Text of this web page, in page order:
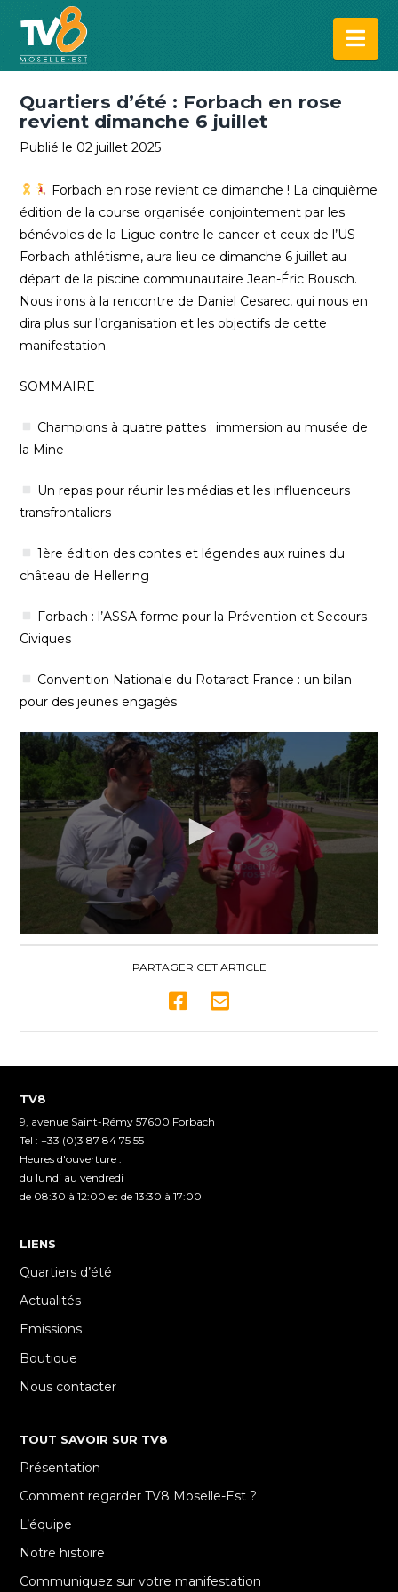
Quartiers d’été : Forbach en rose
revient dimanche 6 juillet
Publié le 02 juillet 2025
Forbach en rose revient ce dimanche ! La cinquième
édition de la course organisée conjointement par les
bénévoles de la Ligue contre le cancer et ceux de l’US
Forbach athlétisme, aura lieu ce dimanche 6 juillet au
départ de la piscine communautaire Jean-Éric Bousch.
Nous irons à la rencontre de Daniel Cesarec, qui nous en
dira plus sur l’organisation et les objectifs de cette
manifestation.
SOMMAIRE
Champions à quatre pattes : immersion au musée de
la Mine
Un repas pour réunir les médias et les influenceurs
transfrontaliers
1ère édition des contes et légendes aux ruines du
château de Hellering
Forbach : l’ASSA forme pour la Prévention et Secours
Civiques
Convention Nationale du Rotaract France : un bilan
pour des jeunes engagés
PARTAGER CET ARTICLE
TV8
9, avenue Saint-Rémy 57600 Forbach
Tel : +33 (0)3 87 84 75 55
Heures d'ouverture :
du lundi au vendredi
de 08:30 à 12:00 et de 13:30 à 17:00
LIENS
Quartiers d’été
Actualités
Emissions
Boutique
Nous contacter
TOUT SAVOIR SUR TV8
Présentation
Comment regarder TV8 Moselle-Est ?
L’équipe
Notre histoire
Communiquez sur votre manifestation